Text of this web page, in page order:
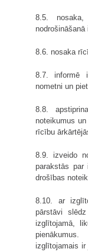
8.5.
8.6. nosaka
8.7. informē
nometni un
8.8.
noteikumus
rīcību
8.9. izveido
parakstās par
drošības
8.10. ar
pārstāvi
izglītojamā,
izglītojamais ir